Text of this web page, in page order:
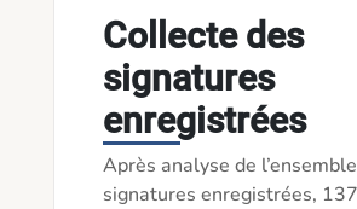
Collecte des
signatures
enregistrées
Après analyse de
signatures enregistrées,